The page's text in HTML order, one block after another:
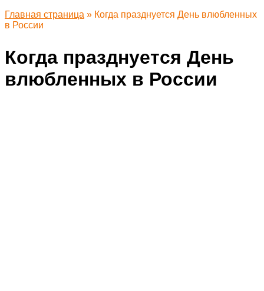
Главная страница » Когда празднуется День влюбленных
в России
Когда празднуется День
влюбленных в России